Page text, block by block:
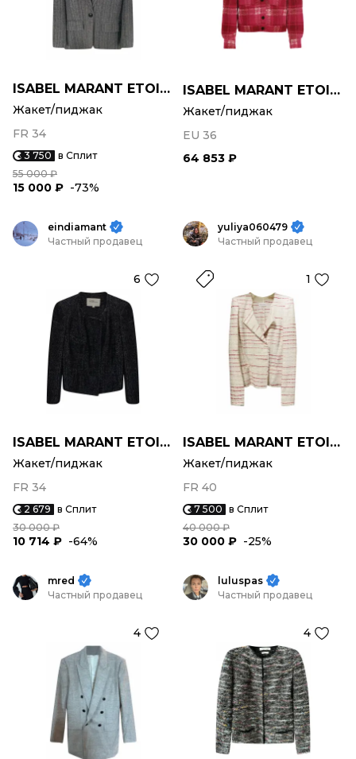
ISABEL MARANT ETOILE
Жакет/пиджак
FR 34
3 750 в Сплит
55 000 ₽
15 000 ₽ -73%
ISABEL MARANT ETOILE
Жакет/пиджак
EU 36
64 853 ₽
eindiamant
Частный продавец
6
ISABEL MARANT ETOILE
Жакет/пиджак
FR 34
2 679 в Сплит
30 000 ₽
10 714 ₽ -64%
yuliya060479
Частный продавец
1
ISABEL MARANT ETOILE
Жакет/пиджак
FR 40
7 500 в Сплит
40 000 ₽
30 000 ₽ -25%
mred
Частный продавец
4
luluspas
Частный продавец
4